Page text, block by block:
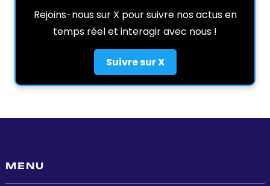
Rejoins-nous sur X pour suivre nos actus en
temps réel et interagir avec nous !
Suivre sur X
MENU